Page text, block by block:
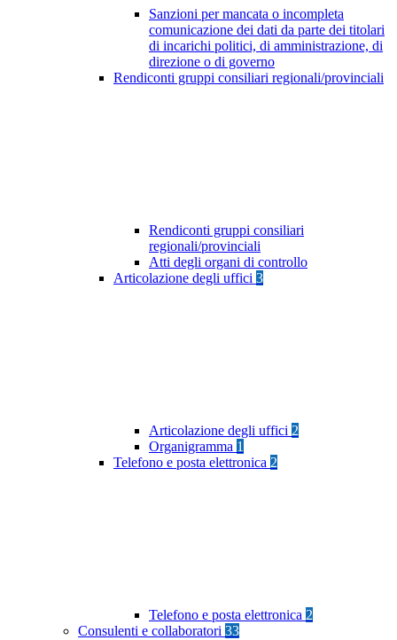
Sanzioni per mancata o incompleta
comunicazione dei dati da parte dei titolari
di incarichi politici, di amministrazione, di
direzione o di governo
Rendiconti gruppi consiliari regionali/provinciali
Rendiconti gruppi consiliari
regionali/provinciali
Atti degli organi di controllo
Articolazione degli uffici 3
Articolazione degli uffici 2
Organigramma 1
Telefono e posta elettronica 2
Telefono e posta elettronica 2
Consulenti e collaboratori 33